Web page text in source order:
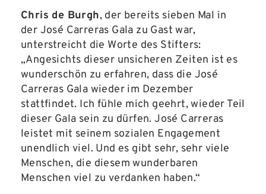
Chris de Burgh, der bereits sieben Mal in
der José Carreras Gala zu Gast war,
unterstreicht die Worte des Stifters:
„Angesichts dieser unsicheren Zeiten ist es
wunderschön zu erfahren, dass die José
Carreras Gala wieder im Dezember
stattfindet. Ich fühle mich geehrt, wieder Teil
dieser Gala sein zu dürfen. José Carreras
leistet mit seinem sozialen Engagement
unendlich viel. Und es gibt sehr, sehr viele
Menschen, die diesem wunderbaren
Menschen viel zu verdanken haben.“